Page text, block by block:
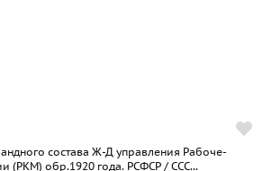
состава Ж-Д управления Рабоче-
(РКМ) обр.1920 года. РСФСР / ССС...